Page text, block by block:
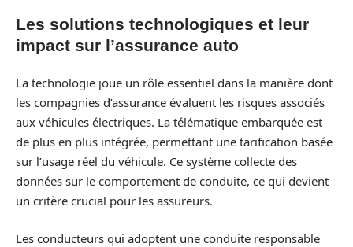
Les solutions technologiques et leur
impact sur l’assurance auto
La technologie joue un rôle essentiel dans la manière dont
les compagnies d’assurance évaluent les risques associés
aux véhicules électriques. La télématique embarquée est
de plus en plus intégrée, permettant une tarification basée
sur l’usage réel du véhicule. Ce système collecte des
données sur le comportement de conduite, ce qui devient
un critère crucial pour les assureurs.
Les conducteurs qui adoptent une conduite responsable